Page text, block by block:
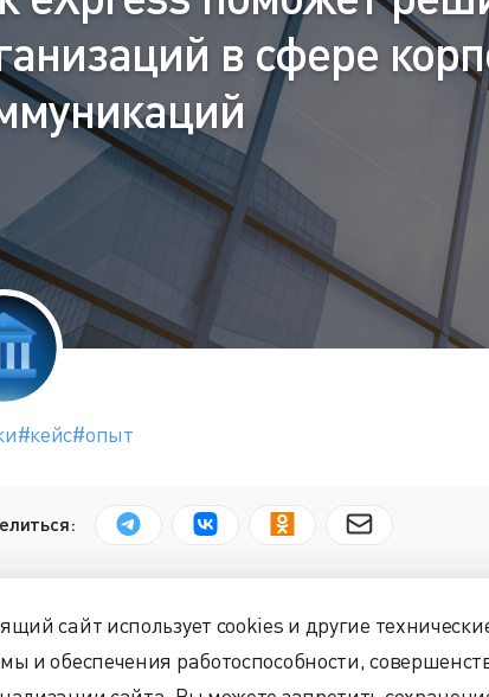
в сфере
#кейс#опыт
когосайт использует cookies и другие
и обеспечения работоспособности,